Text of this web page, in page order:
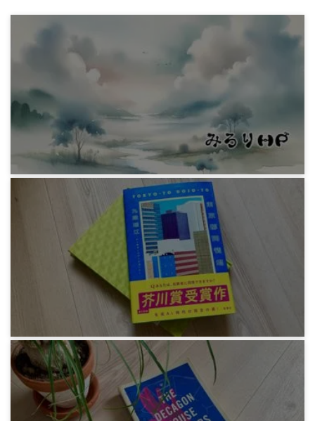
感想文
最近みた映画の感想『ディストピア』『アーカ
イヴ』『アンチグラビティ』
1年前
感想文
九段理江『東京都同情塔』